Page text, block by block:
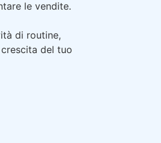
le vendite.
di routine,
del tuo